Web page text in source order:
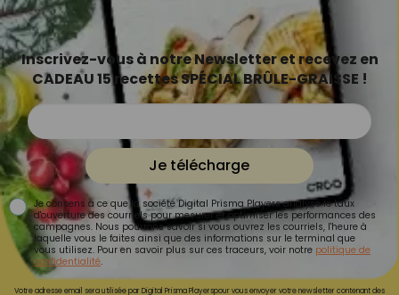
Inscrivez-vous à notre Newsletter et recevez en
CADEAU 15 recettes SPÉCIAL BRÛLE-GRAISSE !
Je télécharge
Je consens à ce que la société Digital Prisma Players analyse le taux
d'ouverture des courriels pour mesurer et optimiser les performances des
campagnes. Nous pourrons savoir si vous ouvrez les courriels, l'heure à
laquelle vous le faites ainsi que des informations sur le terminal que
vous utilisez. Pour en savoir plus sur ces traceurs, voir notre politique de
confidentialité.
Votre adresse email sera utilisée par Digital Prisma Playerspour vous envoyer votre newsletter contenant des